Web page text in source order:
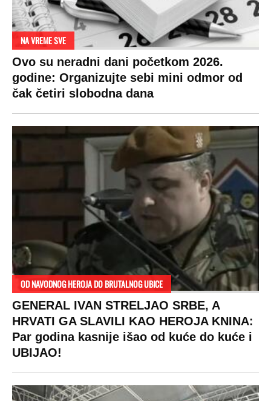
DRAMA ZBOG LJUBAVNE PRIČE
Zbog svadbe trudne Srpkinje i Albanca
proradio nacionalizam! Popljuvali ih samo
tako: "Ti si svoje srpsko izdala"
RAJ!
Žene u Srbiji su poludele za njima,
ogledaju se, bacaju pare: Ovde bunde
koštaju 100 evra, a neke i 2.000 dinara!